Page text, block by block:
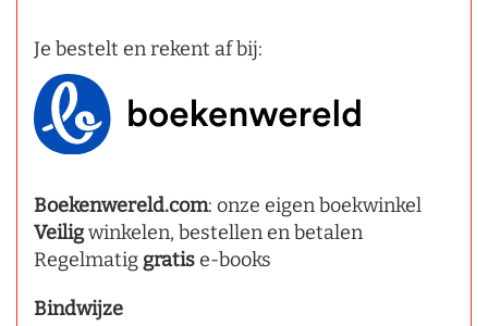
Je bestelt en rekent af bij:
Boekenwereld.com: onze eigen boekwinkel
Veiligwinkelen, bestellen en betalen
Regelmatig gratise-books
Bindwijze